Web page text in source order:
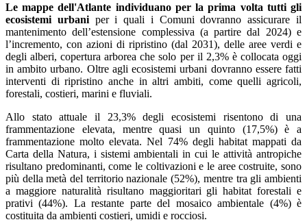
Le mappe dell'Atlante individuano per la prima volta tutti gli
ecosistemi urbani per i quali i Comuni dovranno assicurare il
mantenimento dell’estensione complessiva (a partire dal 2024) e
l’incremento, con azioni di ripristino (dal 2031), delle aree verdi e
degli alberi, copertura arborea che solo per il 2,3% è collocata oggi
in ambito urbano. Oltre agli ecosistemi urbani dovranno essere fatti
interventi di ripristino anche in altri ambiti, come quelli agricoli,
forestali, costieri, marini e fluviali.
Allo stato attuale il 23,3% degli ecosistemi risentono di una
frammentazione elevata, mentre quasi un quinto (17,5%) è a
frammentazione molto elevata. Nel 74% degli habitat mappati da
Carta della Natura, i sistemi ambientali in cui le attività antropiche
risultano predominanti, come le coltivazioni e le aree costruite, sono
più della metà del territorio nazionale (52%), mentre tra gli ambienti
a maggiore naturalità risultano maggioritari gli habitat forestali e
prativi (44%). La restante parte del mosaico ambientale (4%) è
costituita da ambienti costieri, umidi e rocciosi.